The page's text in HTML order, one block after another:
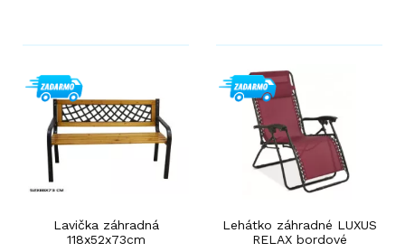
Lavička záhradná
118x52x73cm
Lehátko záhradné LUXUS
RELAX bordové